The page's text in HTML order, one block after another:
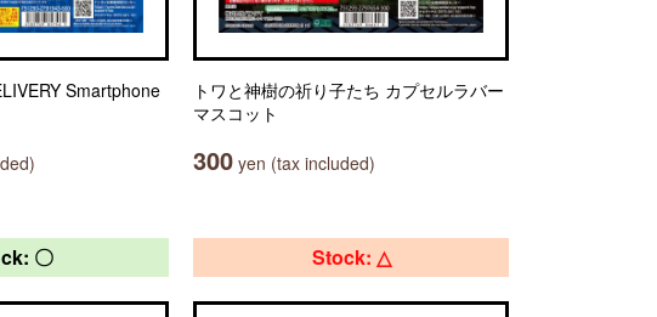
Smartphone
トワと神樹の祈り子たち カプセルラバー
マスコット
300 yen (tax included)
〇 Stock: △